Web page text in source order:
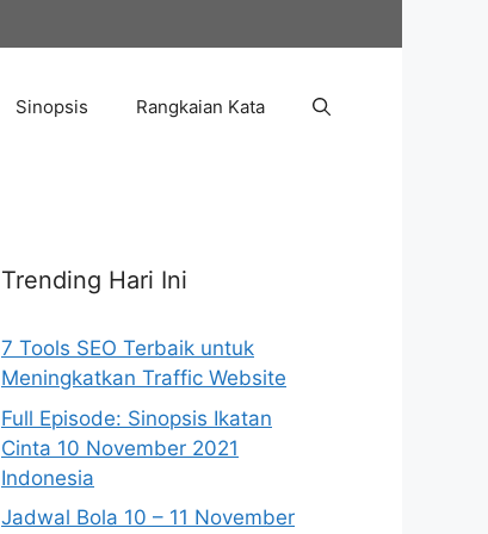
Sinopsis Rangkaian Kata
Trending Hari Ini
7 Tools SEO Terbaik untuk
Meningkatkan Traffic Website
Full Episode: Sinopsis Ikatan
Cinta 10 November 2021
Indonesia
Jadwal Bola 10 – 11 November